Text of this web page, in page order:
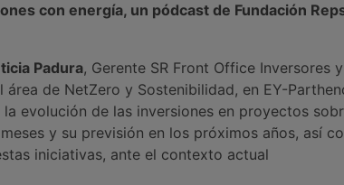
con energía, un pódcast de Fundación
Padura, Gerente SR Front Office Inversores
área de NetZero y Sostenibilidad, en EY-
evolución de las inversiones en proyectos
y su previsión en los próximos años, así
iniciativas, ante el contexto actual